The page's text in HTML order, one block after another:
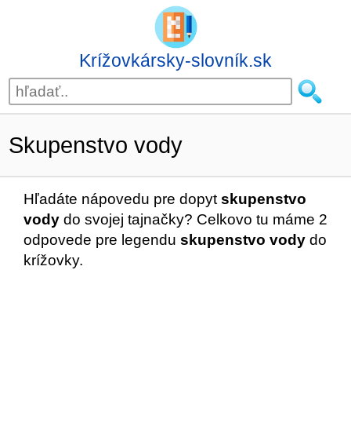
Krížovkársky-slovník.sk
Skupenstvo vody
Hľadáte nápovedu pre dopyt skupenstvo
vody do svojej tajnačky? Celkovo tu máme 2
odpovede pre legendu skupenstvo vody do
krížovky.